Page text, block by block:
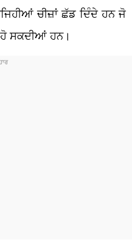
ਚੀਜ਼ਾਂ ਛੱਡ ਦਿੰਦੇ ਹਨ ਜੋ
ਸਕਦੀਆਂ ਹਨ।